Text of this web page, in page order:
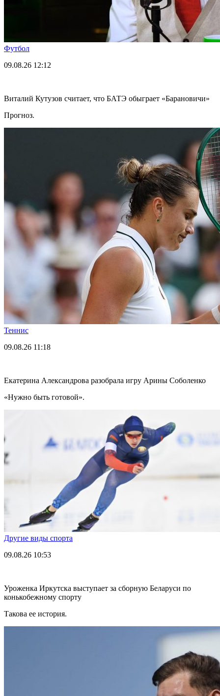
Футбол
09.08.26 12:12
Виталий Кутузов считает, что БАТЭ обыграет «Барановичи»
Прогноз.
Теннис
09.08.26 11:18
Екатерина Александрова разобрала игру Арины Соболенко
«Нужно быть готовой».
Другие виды спорта
09.08.26 10:53
Уроженка Иркутска выступает за сборную Беларуси по
конькобежному спорту
Такова ее история.